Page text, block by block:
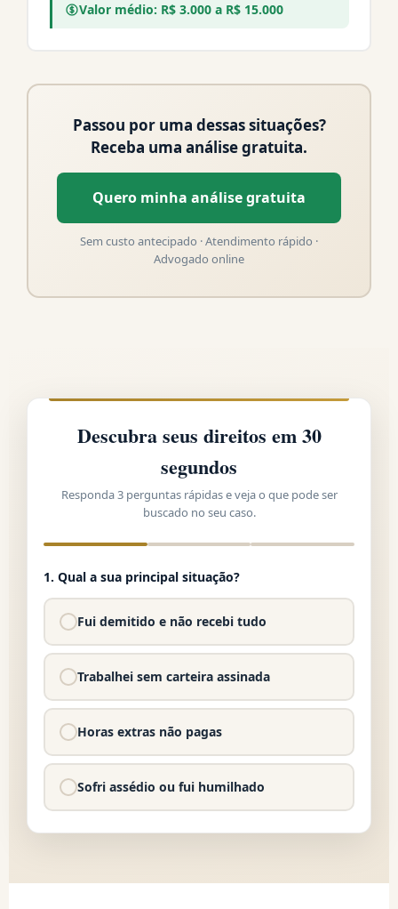
Valor médio: R$ 3.000 a R$ 15.000
Passou por uma dessas situações?
Receba uma análise gratuita.
Quero minha análise gratuita
Sem custo antecipado · Atendimento rápido ·
Advogado online
Descubra seus direitos em 30
segundos
Responda 3 perguntas rápidas e veja o que pode ser
buscado no seu caso.
1. Qual a sua principal situação?
Fui demitido e não recebi tudo
Trabalhei sem carteira assinada
Horas extras não pagas
Sofri assédio ou fui humilhado